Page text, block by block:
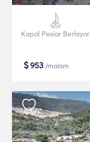
Kapal Pesiar Berlayar
$953 /malam